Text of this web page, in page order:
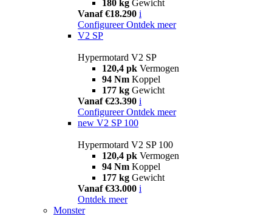
180 kg Gewicht
Vanaf €18.290 i
Configureer Ontdek meer
V2 SP
Hypermotard V2 SP
120,4 pk Vermogen
94 Nm Koppel
177 kg Gewicht
Vanaf €23.390 i
Configureer Ontdek meer
new V2 SP 100
Hypermotard V2 SP 100
120,4 pk Vermogen
94 Nm Koppel
177 kg Gewicht
Vanaf €33.000 i
Ontdek meer
Monster